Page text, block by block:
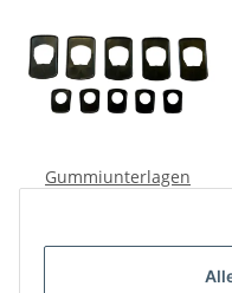
Gummiunterlagen
Türer